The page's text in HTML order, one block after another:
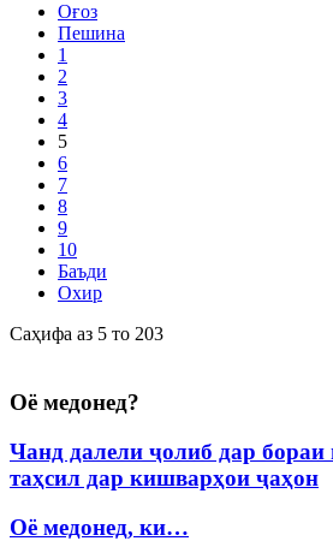
Оғоз
Пешина
1
2
3
4
5
6
7
8
9
10
Баъди
Охир
Саҳифа аз 5 то 203
Оё медонед?
Чанд далели ҷолиб дар бораи
таҳсил дар кишварҳои ҷаҳон
Оё медонед, ки…